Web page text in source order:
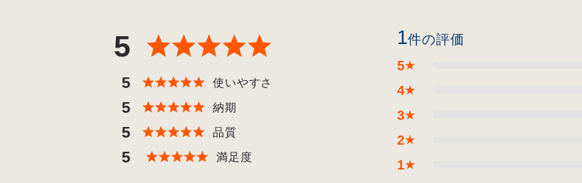
5
5 使いやすさ
5 納期
5 品質
5 満足度
1件の評価
5★
4★
3★
2★
1★